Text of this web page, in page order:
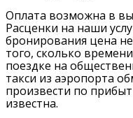
Оплата возможна в
Расценки на наши
бронирования цена
того, сколько
поездке на
такси из аэропорта
произвести по
известна.